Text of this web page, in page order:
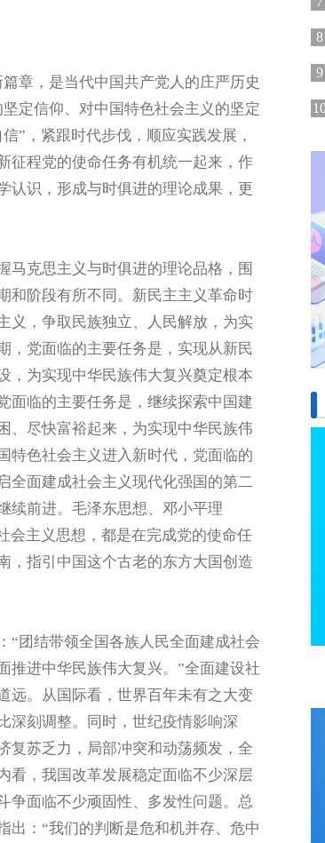
章，是当代中国共产党人的庄严历史
定信仰、对中国特色社会主义的坚定
”，紧跟时代步伐，顺应实践发展，
征程党的使命任务有机统一起来，作
认识，形成与时俱进的理论成果，更
克思主义与时俱进的理论品格，围
和阶段有所不同。新民主主义革命时
义，争取民族独立、人民解放，为实
，党面临的主要任务是，实现从新民
，为实现中华民族伟大复兴奠定根本
面临的主要任务是，继续探索中国建
、尽快富裕起来，为实现中华民族伟
特色社会主义进入新时代，党面临的
全面建成社会主义现代化强国的第二
续前进。毛泽东思想、邓小平理
会主义思想，都是在完成党的使命任
，指引中国这个古老的东方大国创造
团结带领全国各族人民全面建成社会
推进中华民族伟大复兴。”全面建设社
远。从国际看，世界百年未有之大变
深刻调整。同时，世纪疫情影响深
复苏乏力，局部冲突和动荡频发，全
看，我国改革发展稳定面临不少深层
争面临不少顽固性、多发性问题。总
出：“我们的判断是危和机并存、危中